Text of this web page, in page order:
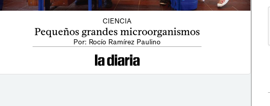
CIENCIA
Pequeños grandes microorganismos
Por: Rocío Ramírez Paulino